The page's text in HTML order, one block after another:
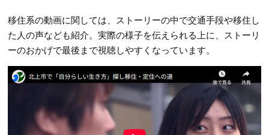
移住系の動画に関しては、ストーリーの中で交通手段や移住し
た人の声なども紹介。実際の様子を伝えられる上に、ストーリ
ーのおかげで最後まで視聴しやすくなっています。